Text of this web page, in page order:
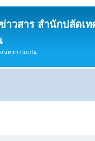
าวสาร สำนักปลัดเ
ลนครขอนแก่น